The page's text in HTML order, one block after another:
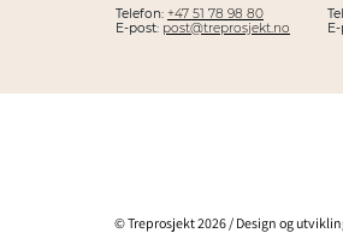
Telefon: +47 51 78 98 80
E-post: post@treprosjekt.no
© Treprosjekt 2026 / Design og